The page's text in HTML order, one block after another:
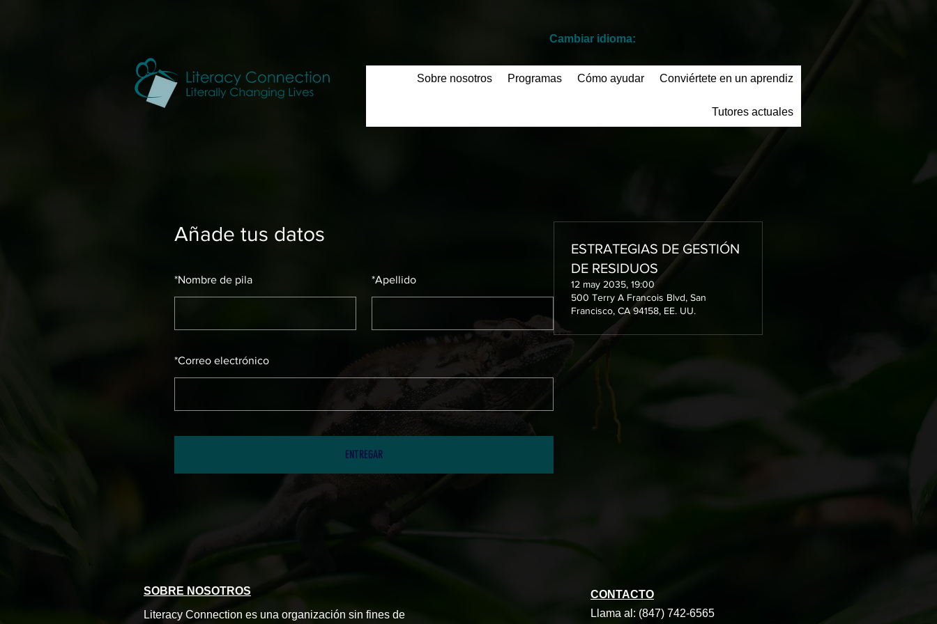
​Cambiar idioma:
Sobre nosotros Programas Cómo ayudar Conviértete en un aprendiz
Tutores actuales
Añade tus datos
*Nombre de pila *Apellido
*Correo electrónico
ENTREGAR
ESTRATEGIAS DE GESTIÓN
DE RESIDUOS
12 may 2035, 19:00
500 Terry A Francois Blvd, San
Francisco, CA 94158, EE. UU.
SOBRE NOSOTROS
Literacy Connection es una organización sin fines de
CONTACTO
Llama al: (847) 742-6565